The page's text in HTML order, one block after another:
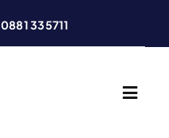
0881 335711